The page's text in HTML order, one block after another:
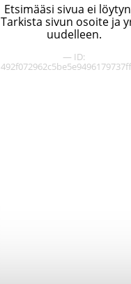
Etsimääsi sivua ei
Tarkista sivun osoite ja
uudelleen.
— ID: